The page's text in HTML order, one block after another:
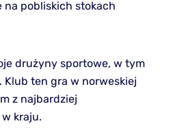
na pobliskich stokach
drużyny sportowe, w tym
Klub ten gra w norweskiej
z najbardziej
kraju.